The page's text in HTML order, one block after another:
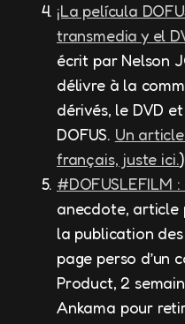
¡La película
transmedia y el
écrit par Nelson
délivre à la
dérivés, le DVD
DOFUS. Un
français, juste ici.)
#DOFUSLEFILM
anecdote, article
la publication
page perso d’un
Product, 2
Ankama pour